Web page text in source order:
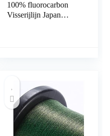
100% fluorocarbon
Visserijlijn Japan
Line Number : 5.0-
0.370mm-21.24LB)